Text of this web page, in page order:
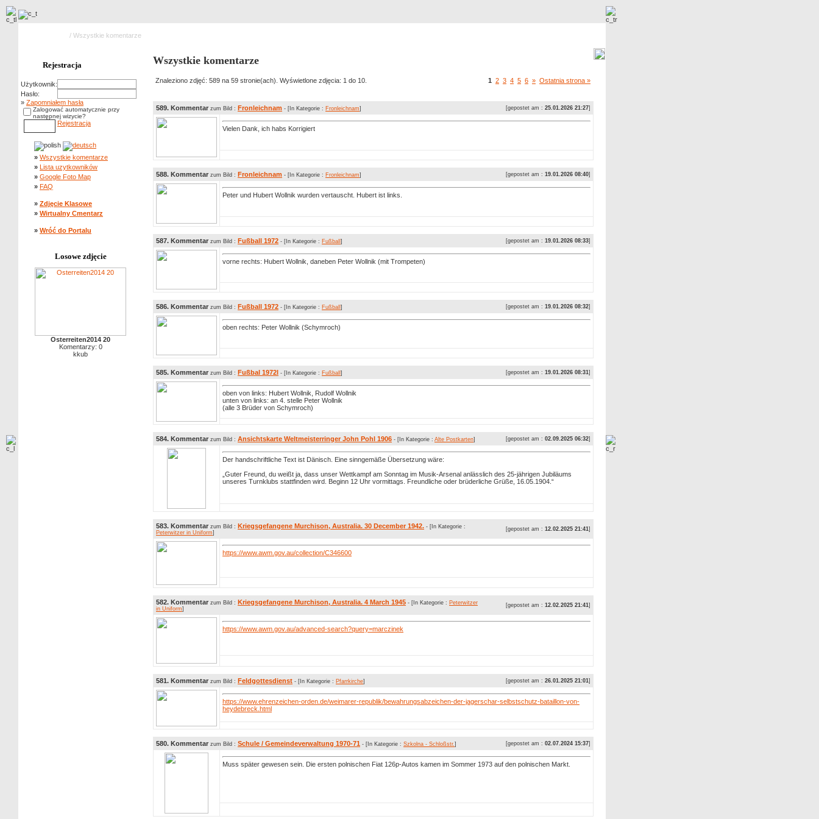
/ Wszystkie komentarze
Rejestracja
Użytkownik:
Hasło:
» Zapomniałem hasła
Zalogować automatycznie przy
następnej wizycie?
Rejestracja
» Wszystkie komentarze
» Lista uzytkowników
» Google Foto Map
» FAQ
» Zdjęcie Klasowe
» Wirtualny Cmentarz
» Wróć do Portalu
Losowe zdjęcie
Osterreiten2014 20
Komentarzy: 0
kkub
Wszystkie komentarze
Znaleziono zdjęć: 589 na 59 stronie(ach). Wyświetlone zdjęcia: 1 do 10. 1 2 3 4 5 6 » Ostatnia strona »
589. Kommentar zum Bild : Fronleichnam - [In Kategorie : Fronleichnam] [gepostet am : 25.01.2026 21:27]
Vielen Dank, ich habs Korrigiert
588. Kommentar zum Bild : Fronleichnam - [In Kategorie : Fronleichnam] [gepostet am : 19.01.2026 08:40]
Peter und Hubert Wollnik wurden vertauscht. Hubert ist links.
587. Kommentar zum Bild : Fußball 1972 - [In Kategorie : Fußball ] [gepostet am : 19.01.2026 08:33]
vorne rechts: Hubert Wollnik, daneben Peter Wollnik (mit Trompeten)
586. Kommentar zum Bild : Fußball 1972 - [In Kategorie : Fußball ] [gepostet am : 19.01.2026 08:32]
oben rechts: Peter Wollnik (Schymroch)
585. Kommentar zum Bild : Fußbal 1972l - [In Kategorie : Fußball ] [gepostet am : 19.01.2026 08:31]
oben von links: Hubert Wollnik, Rudolf Wollnik
unten von links: an 4. stelle Peter Wollnik
(alle 3 Brüder von Schymroch)
584. Kommentar zum Bild : Ansichtskarte Weltmeisterringer John Pohl 1906 - [In Kategorie : Alte Postkarten] [gepostet am : 02.09.2025 06:32]
Der handschriftliche Text ist Dänisch. Eine sinngemäße Übersetzung wäre:
„Guter Freund, du weißt ja, dass unser Wettkampf am Sonntag im Musik-Arsenal anlässlich des 25-jährigen Jubiläums
unseres Turnklubs stattfinden wird. Beginn 12 Uhr vormittags. Freundliche oder brüderliche Grüße, 16.05.1904.“
583. Kommentar zum Bild : Kriegsgefangene Murchison, Australia. 30 December 1942. - [In Kategorie :
Peterwitzer in Uniform]
[gepostet am : 12.02.2025 21:41]
https://www.awm.gov.au/collection/C346600
582. Kommentar zum Bild : Kriegsgefangene Murchison, Australia. 4 March 1945 - [In Kategorie : Peterwitzer
in Uniform]
[gepostet am : 12.02.2025 21:41]
https://www.awm.gov.au/advanced-search?query=marczinek
581. Kommentar zum Bild : Feldgottesdienst - [In Kategorie : Pfarrkirche] [gepostet am : 26.01.2025 21:01]
https://www.ehrenzeichen-orden.de/weimarer-republik/bewahrungsabzeichen-der-jagerschar-selbstschutz-bataillon-von-
heydebreck.html
580. Kommentar zum Bild : Schule / Gemeindeverwaltung 1970-71 - [In Kategorie : Szkolna - Schloßstr.] [gepostet am : 02.07.2024 15:37]
Muss später gewesen sein. Die ersten polnischen Fiat 126p-Autos kamen im Sommer 1973 auf den polnischen Markt.